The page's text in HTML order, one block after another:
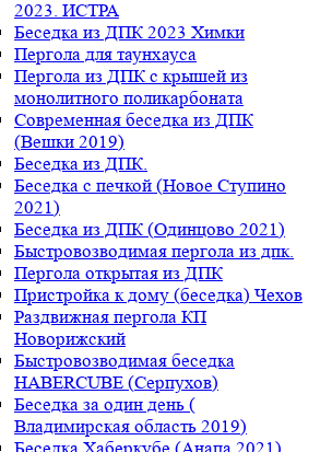
2023. ИСТРА
Беседка из ДПК 2023 Химки
Пергола для таунхауса
Пергола из ДПК с крышей из
монолитного поликарбоната
Современная беседка из ДПК
(Вешки 2019)
Беседка из ДПК.
Беседка с печкой (Новое Ступино
2021)
Беседка из ДПК (Одинцово 2021)
Быстровозводимая пергола из дпк.
Пергола открытая из ДПК
Пристройка к дому (беседка) Чехов
Раздвижная пергола КП
Новорижский
Быстровозводимая беседка
HABERCUBE (Серпухов)
Беседка за один день (
Владимирская область 2019)